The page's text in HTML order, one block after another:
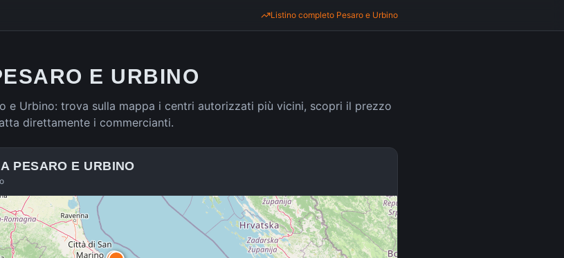
Listino completo Pesaro e Urbino
E URBINO
e Urbino: trova sulla mappa i centri autorizzati più vicini, scopri il prezzo
direttamente i commercianti.
PESARO E URBINO